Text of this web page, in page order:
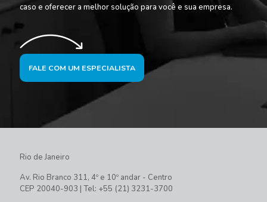
caso e oferecer a melhor solução para você e sua empresa.
FALE COM UM ESPECIALISTA
Rio de Janeiro
Av. Rio Branco 311, 4º e 10º andar - Centro
CEP 20040-903 | Tel: +55 (21) 3231-3700